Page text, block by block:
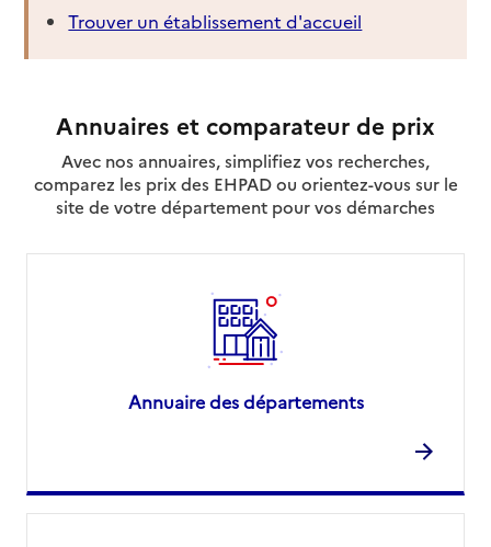
Trouver un établissement d'accueil
Annuaires et comparateur de prix
Avec nos annuaires, simplifiez vos recherches,
comparez les prix des EHPAD ou orientez-vous sur le
site de votre département pour vos démarches
Annuaire des départements